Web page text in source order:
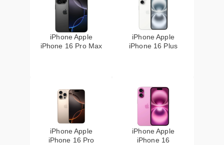
iPhone Apple
iPhone 16 Pro Max
iPhone Apple
iPhone 16 Plus
iPhone Apple
iPhone 16 Pro
iPhone Apple
iPhone 16